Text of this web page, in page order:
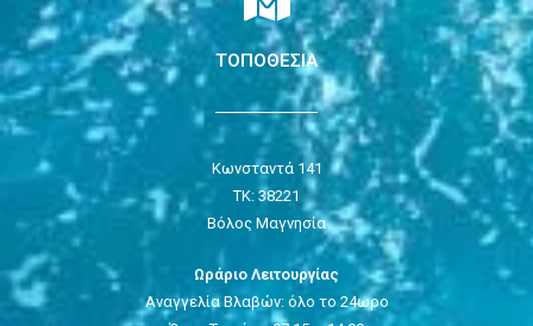
ΤΟΠΟΘΕΣΙΑ
Κωνσταντά 141
ΤΚ: 38221
Βόλος Μαγνησία
Ωράριο Λειτουργίας
Αναγγελία Βλαβών: όλο το 24ωρο